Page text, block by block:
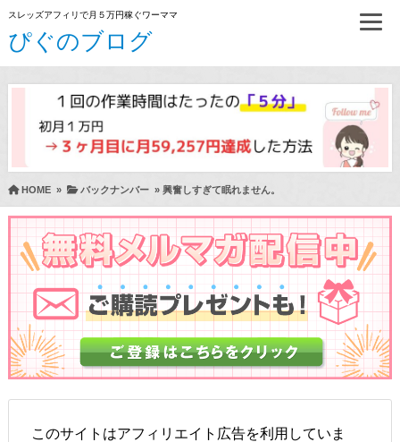
スレッズアフィリで月５万円稼ぐワーママ
ぴぐのブログ
HOME» バックナンバー» 興奮しすぎて眠れません。
このサイトはアフィリエイト広告を利用していま